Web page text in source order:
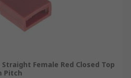
Straight Female Red Closed Top
Pitch